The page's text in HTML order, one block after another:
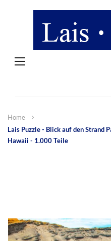
Navigation
Home
Lais Puzzle - Blick auf den Strand
Hawaii - 1.000 Teile